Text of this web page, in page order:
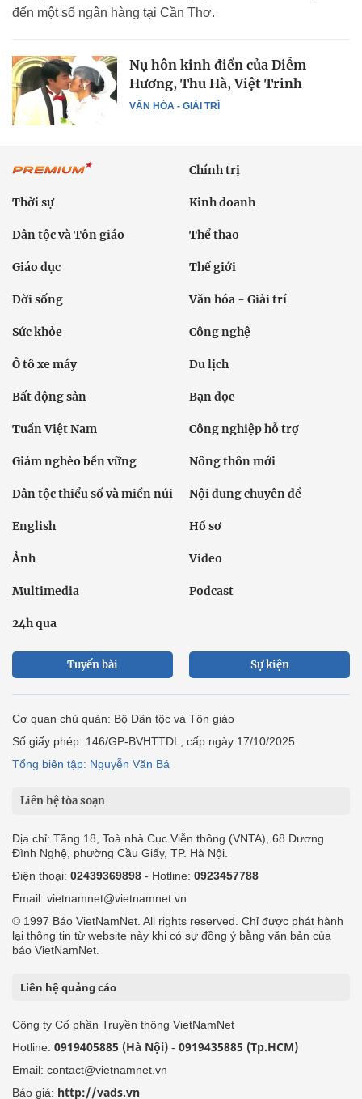
đến một số ngân hàng tại Cần Thơ.
VĂN HÓA - GIẢI TRÍ
Nụ hôn kinh điển của Diễm
Hương, Thu Hà, Việt Trinh
Chính trị
Thời sự Kinh doanh
Dân tộc và Tôn giáo Thể thao
Giáo dục Thế giới
Đời sống Văn hóa - Giải trí
Sức khỏe Công nghệ
Ô tô xe máy Du lịch
Bất động sản Bạn đọc
Tuần Việt Nam Công nghiệp hỗ trợ
Giảm nghèo bền vững Nông thôn mới
Dân tộc thiểu số và miền núi Nội dung chuyên đề
English Hồ sơ
Ảnh Video
Multimedia Podcast
24h qua
Tuyến bài Sự kiện
Cơ quan chủ quản: Bộ Dân tộc và Tôn giáo
Số giấy phép: 146/GP-BVHTTDL, cấp ngày 17/10/2025
Tổng biên tập: Nguyễn Văn Bá
Liên hệ tòa soạn
Địa chỉ: Tầng 18, Toà nhà Cục Viễn thông (VNTA), 68 Dương
Đình Nghệ, phường Cầu Giấy, TP. Hà Nội.
Điện thoại: 02439369898 - Hotline: 0923457788
Email: vietnamnet@vietnamnet.vn
© 1997 Báo VietNamNet. All rights reserved. Chỉ được phát hành
lại thông tin từ website này khi có sự đồng ý bằng văn bản của
báo VietNamNet.
Liên hệ quảng cáo
Công ty Cổ phần Truyền thông VietNamNet
Hotline: 0919405885 (Hà Nội) - 0919435885 (Tp.HCM)
Email: contact@vietnamnet.vn
Báo giá: http://vads.vn